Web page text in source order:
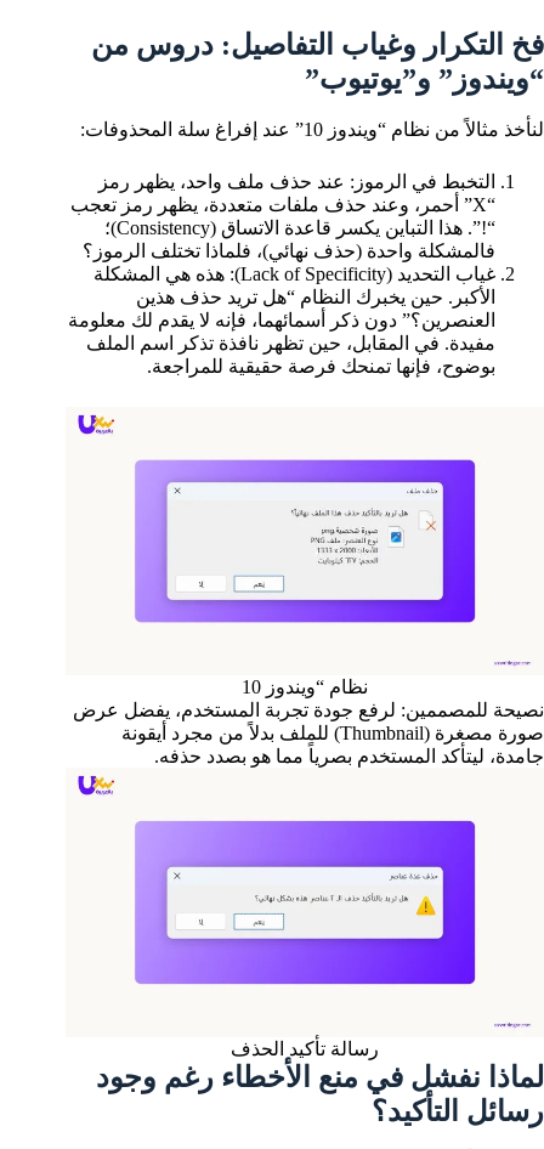
فخ التكرار وغياب التفاصيل: دروس من
“ويندوز” و”يوتيوب”
لنأخذ مثالاً من نظام “ويندوز 10” عند إفراغ سلة المحذوفات:
التخبط في الرموز: عند حذف ملف واحد، يظهر رمز
“X” أحمر، وعند حذف ملفات متعددة، يظهر رمز تعجب
“!”. هذا التباين يكسر قاعدة الاتساق (Consistency)؛
فالمشكلة واحدة (حذف نهائي)، فلماذا تختلف الرموز؟
غياب التحديد (Lack of Specificity): هذه هي المشكلة
الأكبر. حين يخبرك النظام “هل تريد حذف هذين
العنصرين؟” دون ذكر أسمائهما، فإنه لا يقدم لك معلومة
مفيدة. في المقابل، حين تظهر نافذة تذكر اسم الملف
بوضوح، فإنها تمنحك فرصة حقيقية للمراجعة.
نظام “ويندوز 10
نصيحة للمصممين: لرفع جودة تجربة المستخدم، يفضل عرض
صورة مصغرة (Thumbnail) للملف بدلاً من مجرد أيقونة
جامدة، ليتأكد المستخدم بصرياً مما هو بصدد حذفه.
رسالة تأكيد الحذف
لماذا نفشل في منع الأخطاء رغم وجود
رسائل التأكيد؟